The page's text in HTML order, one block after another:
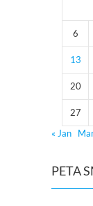
6
13
20
27
« Jan
PETA